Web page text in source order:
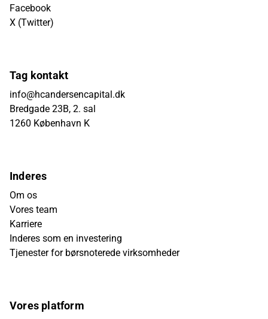
Facebook
X (Twitter)
Tag kontakt
info@hcandersencapital.dk
Bredgade 23B, 2. sal
1260 København K
Inderes
Om os
Vores team
Karriere
Inderes som en investering
Tjenester for børsnoterede virksomheder
Vores platform